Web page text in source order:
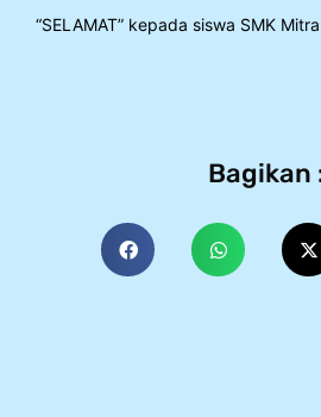
“SELAMAT” kepada siswa SMK
Bagikan